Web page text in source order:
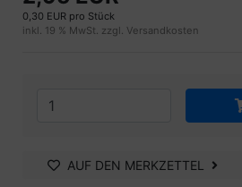
0,30 EUR pro Stück
inkl. 19 % MwSt. zzgl. Versandkosten
AUF DEN MERKZETTEL